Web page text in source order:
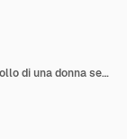
Fisioterapista maschio che massaggia il collo di una donna senior